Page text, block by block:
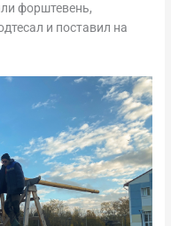
форштевень,
и поставил на